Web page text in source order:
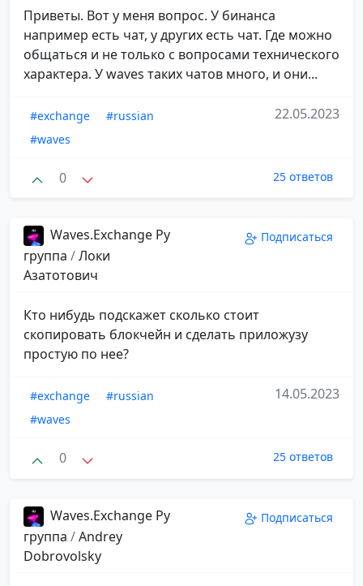
Приветы. Вот у меня вопрос. У бинанса
например есть чат, у других есть чат. Где можно
общаться и не только с вопросами технического
характера. У waves таких чатов много, и они...
#exchange
#russian
#waves
22.05.2023
0 25 ответов
Waves.Exchange Ру
группа /Локи
Азатотович
Подписаться
Кто нибудь подскажет сколько стоит
скопировать блокчейн и сделать приложузу
простую по нее?
#exchange
#russian
#waves
14.05.2023
0 25 ответов
Waves.Exchange Ру
группа /Andrey
Dobrovolsky
Подписаться